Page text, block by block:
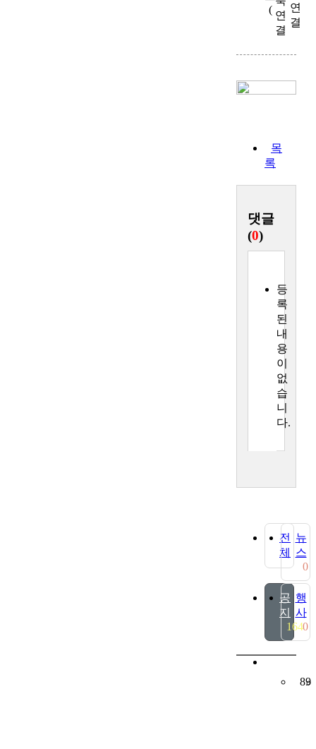
(
목
록
댓글
(0)
등
록
된
내
용
이
없
습
니
다.
전
체
뉴
스
0
공
지
164
행
사
0
89